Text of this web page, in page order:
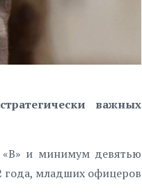
важных
«В» и минимум девятью
года, младших офицеров